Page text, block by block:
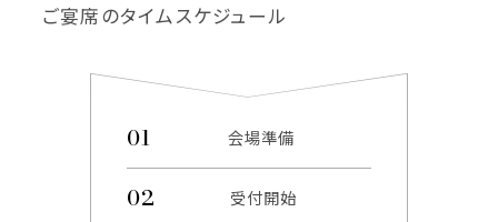
ご宴席のタイムスケジュール
会場準備
受付開始